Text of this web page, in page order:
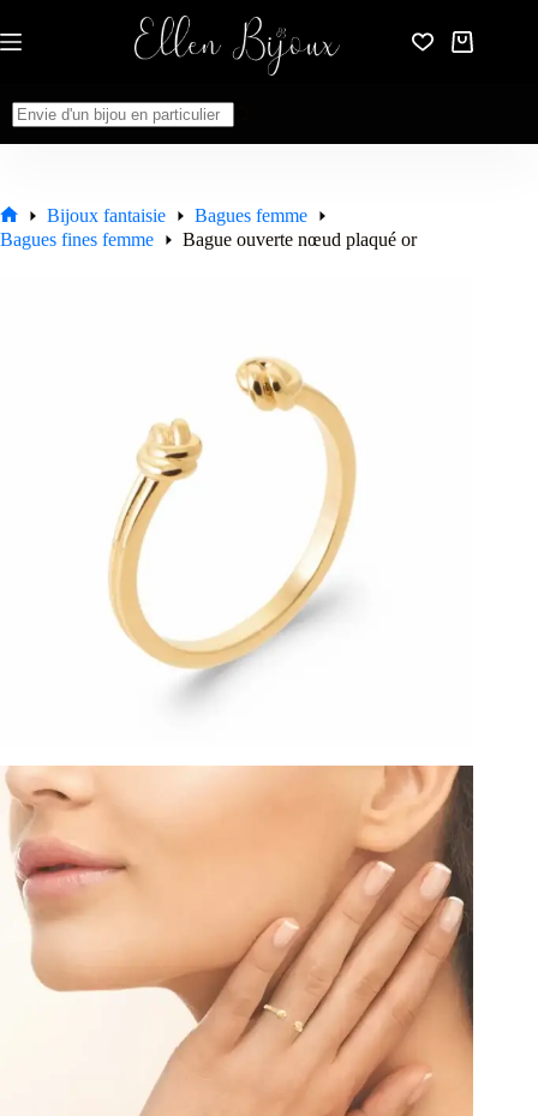
au
contenu
Panier
Accueil
Bijoux fantaisie
Bagues femme
Bagues fines femme
Bague ouverte nœud plaqué or